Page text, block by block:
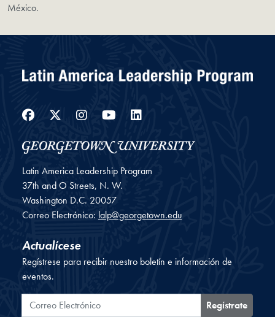
México.
Facebook
Twitter
Instagram
YouTube
LinkedIn
Latin America Leadership Program
37th and O Streets, N. W.
Washington D.C. 20057
Correo Electrónico: lalp@georgetown.edu
Actualícese
Regístrese para recibir nuestro boletín e información de
eventos.
Correo Electrónico
Regístrate